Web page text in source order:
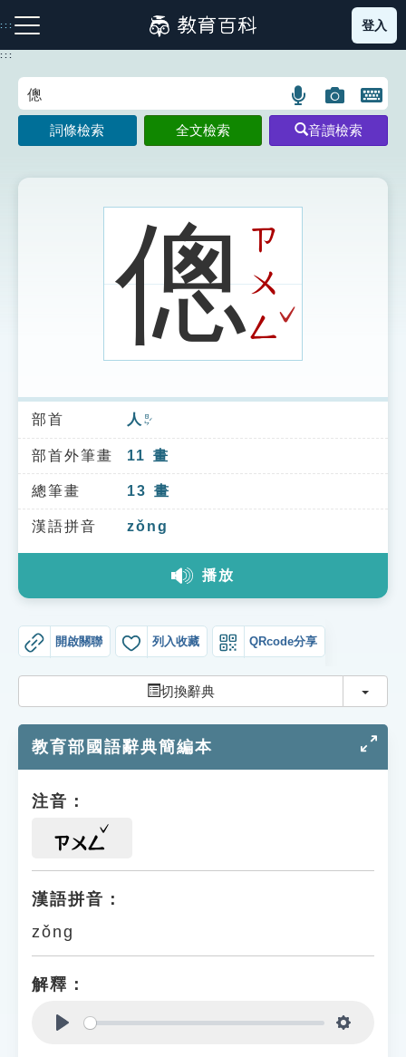
到
主
:::
注音索引圖示 筆畫索引圖示 部首索引表圖示
索引選單
知識索引
單字索引
生命大百科索引
教學應用
貓頭鷹博士
登入
:::
語
言
搜
示
圖
片
搜
開
鍵
圖
詞條檢索 全文檢索 音讀檢索
傯ㄗ
ㄨ
ㄥ
ˇ
部首 人 ㄖㄣˊ
部首外筆畫 11 畫
總筆畫 13 畫
漢語拼音 zǒng
播放
開啟關聯 列入收藏 QRcode分享
切換辭典 切換
教育部國語辭典簡編本
注音：
ㄗㄨㄥ
漢語拼音：
zǒng
解釋：